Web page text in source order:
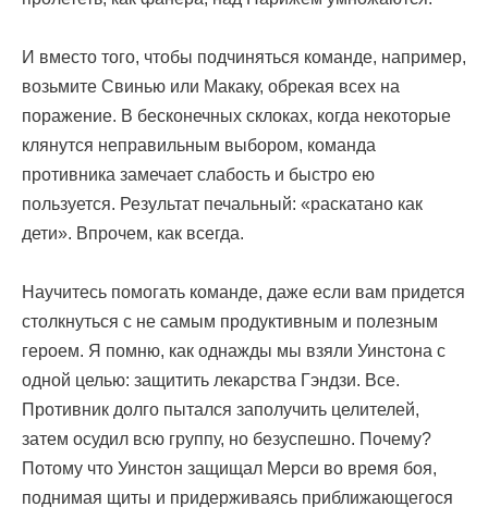
И вместо того, чтобы подчиняться команде, например,
возьмите Свинью или Макаку, обрекая всех на
поражение. В бесконечных склоках, когда некоторые
клянутся неправильным выбором, команда
противника замечает слабость и быстро ею
пользуется. Результат печальный: «раскатано как
дети». Впрочем, как всегда.
Научитесь помогать команде, даже если вам придется
столкнуться с не самым продуктивным и полезным
героем. Я помню, как однажды мы взяли Уинстона с
одной целью: защитить лекарства Гэндзи. Все.
Противник долго пытался заполучить целителей,
затем осудил всю группу, но безуспешно. Почему?
Потому что Уинстон защищал Мерси во время боя,
поднимая щиты и придерживаясь приближающегося